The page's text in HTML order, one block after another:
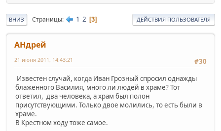
ВНИЗ Страницы 1 2 3 ДЕЙСТВИЯ ПОЛЬЗОВАТЕЛЯ
АHдрей
#30
21 июня 2011, 14:43:21
Известен случай, когда Иван Грозный спросил однажды
блаженного Василия, много ли людей в храме? Тот
ответил, два человека, а храм был полон
присутствующими. Только двое молились, то есть были в
храме.
В Крестном ходу тоже самое.